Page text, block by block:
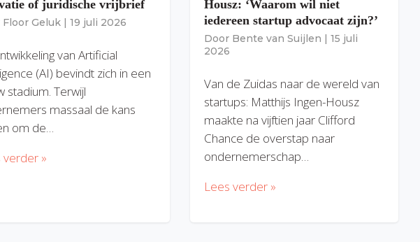
of juridische vrijbrief
Floor Geluk | 19 juli 2026
van Artificial
(AI) bevindt zich in een
stadium. Terwijl
massaal de kans
om de…
verder »
Housz: ‘Waarom wil niet
iedereen startup advocaat zijn?’
Door Bente van Suijlen | 15 juli
2026
Van de Zuidas naar de wereld van
startups: Matthijs Ingen-Housz
maakte na vijftien jaar Clifford
Chance de overstap naar
ondernemerschap…
Lees verder »